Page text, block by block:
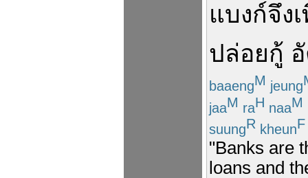
แบงก์จึง
ปล่อยกู้
baaengM jeung
jaaM raH naaM
suungR kheunF
"Banks are
loans and